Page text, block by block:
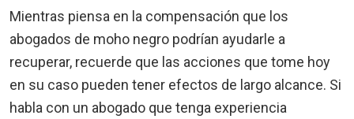
Mientras piensa en la compensación que los
abogados de moho negro podrían ayudarle a
recuperar, recuerde que las acciones que tome hoy
en su caso pueden tener efectos de largo alcance. Si
habla con un abogado que tenga experiencia